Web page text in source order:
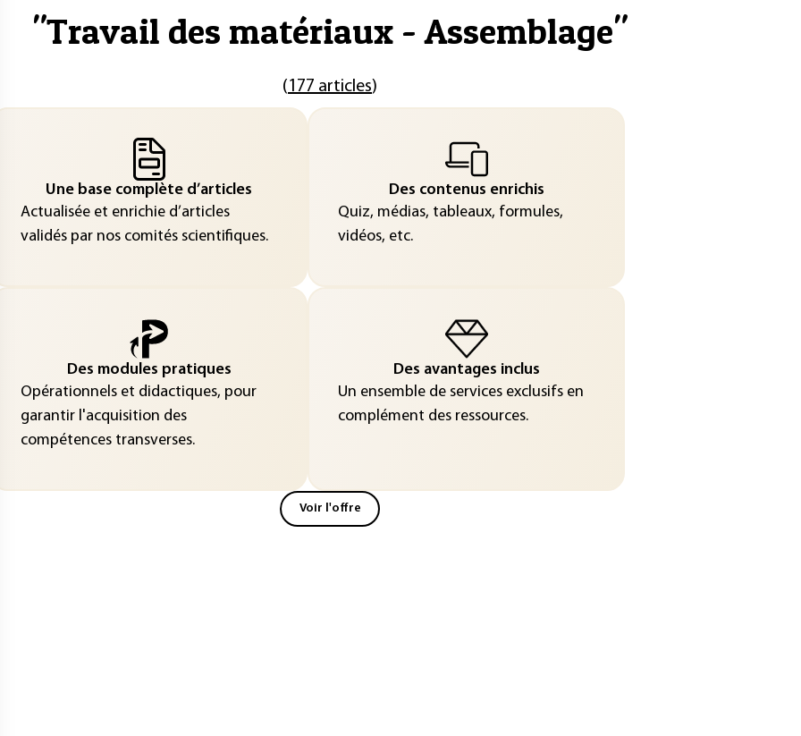
"Travail des matériaux - Assemblage"
(177 articles)
Une base complète d’articles
Actualisée et enrichie d’articles
validés par nos comités scientifiques.
Des contenus enrichis
Quiz, médias, tableaux, formules,
vidéos, etc.
Des modules pratiques
Opérationnels et didactiques, pour
garantir l'acquisition des
compétences transverses.
Des avantages inclus
Un ensemble de services exclusifs en
complément des ressources.
Voir l'offre